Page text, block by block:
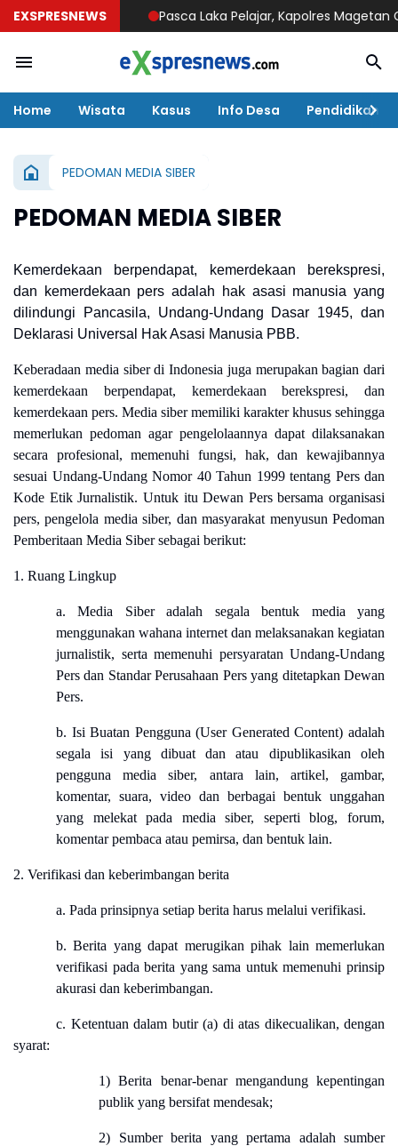
EXSPRESNEWS Pasca Laka Pelajar, Kapolres Magetan Goes
Home Wisata Kasus Info Desa Pendidikan
PEDOMAN MEDIA SIBER
PEDOMAN MEDIA SIBER
Kemerdekaan berpendapat, kemerdekaan berekspresi,
dan kemerdekaan pers adalah hak asasi manusia yang
dilindungi Pancasila, Undang-Undang Dasar 1945, dan
Deklarasi Universal Hak Asasi Manusia PBB.
Keberadaan media siber di Indonesia juga merupakan bagian dari
kemerdekaan berpendapat, kemerdekaan berekspresi, dan
kemerdekaan pers. Media siber memiliki karakter khusus sehingga
memerlukan pedoman agar pengelolaannya dapat dilaksanakan
secara profesional, memenuhi fungsi, hak, dan kewajibannya
sesuai Undang-Undang Nomor 40 Tahun 1999 tentang Pers dan
Kode Etik Jurnalistik. Untuk itu Dewan Pers bersama organisasi
pers, pengelola media siber, dan masyarakat menyusun Pedoman
Pemberitaan Media Siber sebagai berikut:
1. Ruang Lingkup
a. Media Siber adalah segala bentuk media yang
menggunakan wahana internet dan melaksanakan kegiatan
jurnalistik, serta memenuhi persyaratan Undang-Undang
Pers dan Standar Perusahaan Pers yang ditetapkan Dewan
Pers.
b. Isi Buatan Pengguna (User Generated Content) adalah
segala isi yang dibuat dan atau dipublikasikan oleh
pengguna media siber, antara lain, artikel, gambar,
komentar, suara, video dan berbagai bentuk unggahan
yang melekat pada media siber, seperti blog, forum,
komentar pembaca atau pemirsa, dan bentuk lain.
2. Verifikasi dan keberimbangan berita
a. Pada prinsipnya setiap berita harus melalui verifikasi.
b. Berita yang dapat merugikan pihak lain memerlukan
verifikasi pada berita yang sama untuk memenuhi prinsip
akurasi dan keberimbangan.
c. Ketentuan dalam butir (a) di atas dikecualikan, dengan
syarat:
1) Berita benar-benar mengandung kepentingan
publik yang bersifat mendesak;
2) Sumber berita yang pertama adalah sumber